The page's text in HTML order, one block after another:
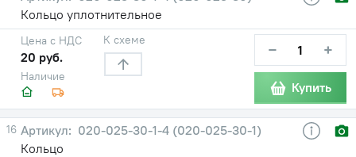
Кольцо уплотнительное
Наличие
Цена с НДС
20 руб.
К схеме − +
Купить
16
020-025-30-1-4 (020-025-30-1)
Кольцо